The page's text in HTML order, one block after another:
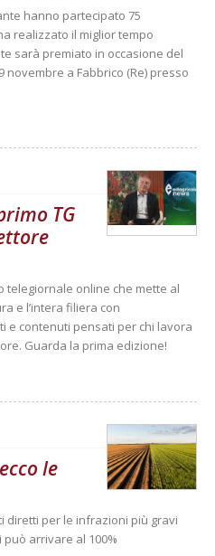
hanno partecipato 75
realizzato il miglior tempo
sarà premiato in occasione del
novembre a Fabbrico (Re) presso
TG
telegiornale online che mette al
e l’intera filiera con
e contenuti pensati per chi lavora
Guarda la prima edizione!
le
diretti per le infrazioni più gravi
può arrivare al 100%